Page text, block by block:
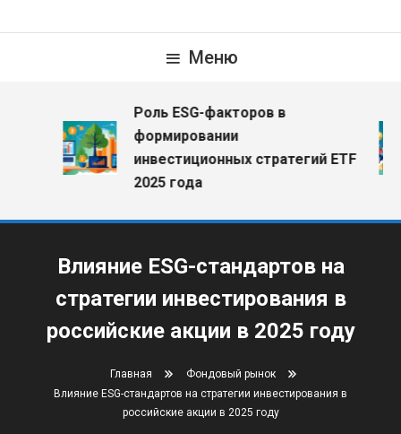
Меню
Роль ESG-факторов в
формировании
инвестиционных стратегий ETF
2025 года
Влияние ESG-стандартов на
стратегии инвестирования в
российские акции в 2025 году
Главная
Фондовый рынок
Влияние ESG-стандартов на стратегии инвестирования в
российские акции в 2025 году